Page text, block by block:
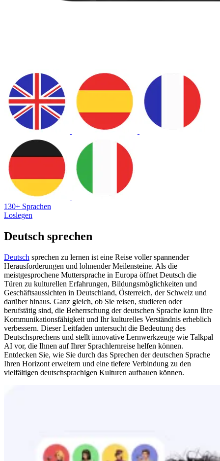
130+ Sprachen
Loslegen
Deutsch sprechen
Deutsch sprechen zu lernen ist eine Reise voller spannender
Herausforderungen und lohnender Meilensteine. Als die
meistgesprochene Muttersprache in Europa öffnet Deutsch die
Türen zu kulturellen Erfahrungen, Bildungsmöglichkeiten und
Geschäftsaussichten in Deutschland, Österreich, der Schweiz und
darüber hinaus. Ganz gleich, ob Sie reisen, studieren oder
berufstätig sind, die Beherrschung der deutschen Sprache kann Ihre
Kommunikationsfähigkeit und Ihr kulturelles Verständnis erheblich
verbessern. Dieser Leitfaden untersucht die Bedeutung des
Deutschsprechens und stellt innovative Lernwerkzeuge wie Talkpal
AI vor, die Ihnen auf Ihrer Sprachlernreise helfen können.
Entdecken Sie, wie Sie durch das Sprechen der deutschen Sprache
Ihren Horizont erweitern und eine tiefere Verbindung zu den
vielfältigen deutschsprachigen Kulturen aufbauen können.